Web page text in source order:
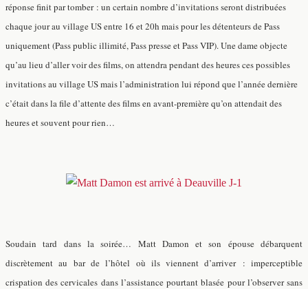
réponse finit par tomber : un certain nombre d’invitations seront distribuées
chaque jour au village US entre 16 et 20h mais pour les détenteurs de Pass
uniquement (Pass public illimité, Pass presse et Pass VIP). Une dame objecte
qu’au lieu d’aller voir des films, on attendra pendant des heures ces possibles
invitations au village US mais l’administration lui répond que l’année dernière
c’était dans la file d’attente des films en avant-première qu’on attendait des
heures et souvent pour rien…
Soudain tard dans la soirée… Matt Damon et son épouse débarquent
discrètement au bar de l’hôtel où ils viennent d’arriver : imperceptible
crispation des cervicales dans l’assistance pourtant blasée pour l’observer sans